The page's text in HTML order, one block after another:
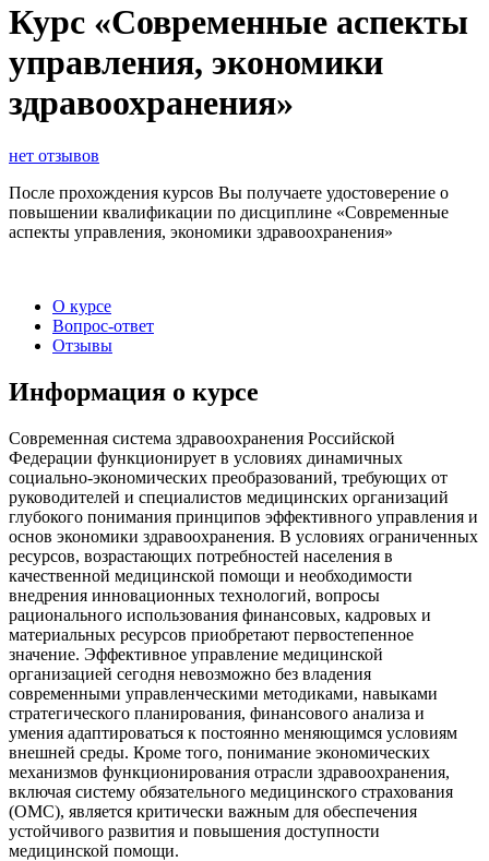
Курс «Современные аспекты
управления, экономики
здравоохранения»
нет отзывов
После прохождения курсов Вы получаете удостоверение о
повышении квалификации по дисциплине «Современные
аспекты управления, экономики здравоохранения»
О курсе
Вопрос-ответ
Отзывы
Информация о курсе
Современная система здравоохранения Российской
Федерации функционирует в условиях динамичных
социально-экономических преобразований, требующих от
руководителей и специалистов медицинских организаций
глубокого понимания принципов эффективного управления и
основ экономики здравоохранения. В условиях ограниченных
ресурсов, возрастающих потребностей населения в
качественной медицинской помощи и необходимости
внедрения инновационных технологий, вопросы
рационального использования финансовых, кадровых и
материальных ресурсов приобретают первостепенное
значение. Эффективное управление медицинской
организацией сегодня невозможно без владения
современными управленческими методиками, навыками
стратегического планирования, финансового анализа и
умения адаптироваться к постоянно меняющимся условиям
внешней среды. Кроме того, понимание экономических
механизмов функционирования отрасли здравоохранения,
включая систему обязательного медицинского страхования
(ОМС), является критически важным для обеспечения
устойчивого развития и повышения доступности
медицинской помощи.